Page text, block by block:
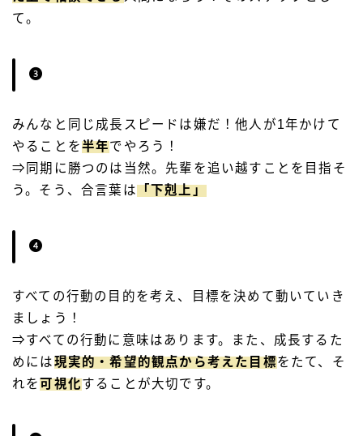
て。
みんなと同じ成長スピードは嫌だ！他人が1年かけて
やることを半年でやろう！
⇒同期に勝つのは当然。先輩を追い越すことを目指そ
う。そう、合言葉は
「下剋上」
すべての行動の目的を考え、目標を決めて動いていき
ましょう！
⇒すべての行動に意味はあります。また、成長するた
めには現実的・希望的観点から考えた目標をたて、そ
れを可視化することが大切です。